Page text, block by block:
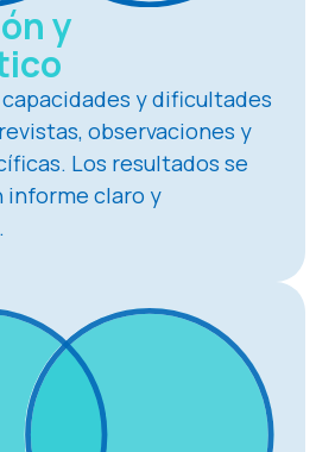
y
y dificultades
observaciones y
Los resultados se
informe claro y